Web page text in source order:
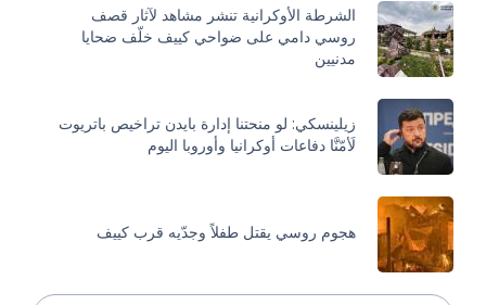
الشرطة الأوكرانية تنشر مشاهد لآثار قصف
روسي دامي على ضواحي كييف خلّف ضحايا
مدنيين
زيلينسكي: لو منحتنا إدارة بايدن تراخيص باتريوت
لَأمّنَّا دفاعات أوكرانيا وأوروبا اليوم
هجوم روسي يقتل طفلاً وجدّيه قرب كييف